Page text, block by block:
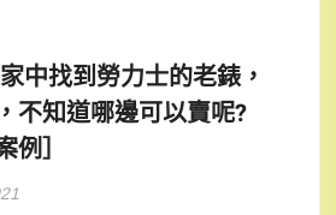
中找到勞力士的老錶，
不知道哪邊可以賣呢?
例］